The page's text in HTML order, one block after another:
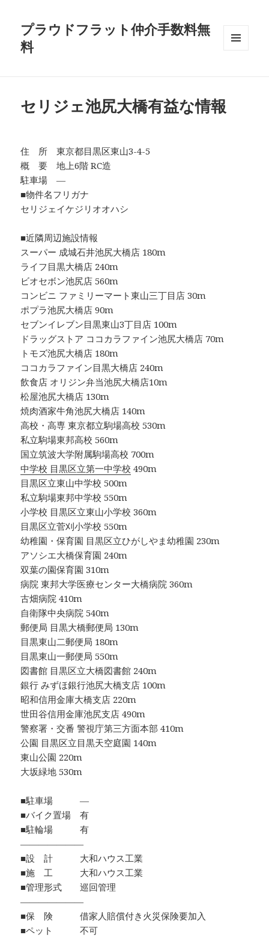
プラウドフラット仲介手数料無
料
セリジェ池尻大橋有益な情報
住 所 東京都目黒区東山3-4-5
概 要 地上6階 RC造
駐車場 ―
■物件名フリガナ
セリジェイケジリオオハシ
■近隣周辺施設情報
スーパー 成城石井池尻大橋店 180m
ライフ目黒大橋店 240m
ビオセボン池尻店 560m
コンビニ ファミリーマート東山三丁目店 30m
ポプラ池尻大橋店 90m
セブンイレブン目黒東山3丁目店 100m
ドラッグストア ココカラファイン池尻大橋店 70m
トモズ池尻大橋店 180m
ココカラファイン目黒大橋店 240m
飲食店 オリジン弁当池尻大橋店10m
松屋池尻大橋店 130m
焼肉酒家牛角池尻大橋店 140m
高校・高専 東京都立駒場高校 530m
私立駒場東邦高校 560m
国立筑波大学附属駒場高校 700m
中学校 目黒区立第一中学校 490m
目黒区立東山中学校 500m
私立駒場東邦中学校 550m
小学校 目黒区立東山小学校 360m
目黒区立菅刈小学校 550m
幼稚園・保育園 目黒区立ひがしやま幼稚園 230m
アソシエ大橋保育園 240m
双葉の園保育園 310m
病院 東邦大学医療センター大橋病院 360m
古畑病院 410m
自衛隊中央病院 540m
郵便局 目黒大橋郵便局 130m
目黒東山二郵便局 180m
目黒東山一郵便局 550m
図書館 目黒区立大橋図書館 240m
銀行 みずほ銀行池尻大橋支店 100m
昭和信用金庫大橋支店 220m
世田谷信用金庫池尻支店 490m
警察署・交番 警視庁第三方面本部 410m
公園 目黒区立目黒天空庭園 140m
東山公園 220m
大坂緑地 530m
■駐車場 ―
■バイク置場 有
■駐輪場 有
―――――――
■設 計 大和ハウス工業
■施 工 大和ハウス工業
■管理形式 巡回管理
―――――――
■保 険 借家人賠償付き火災保険要加入
■ペット 不可